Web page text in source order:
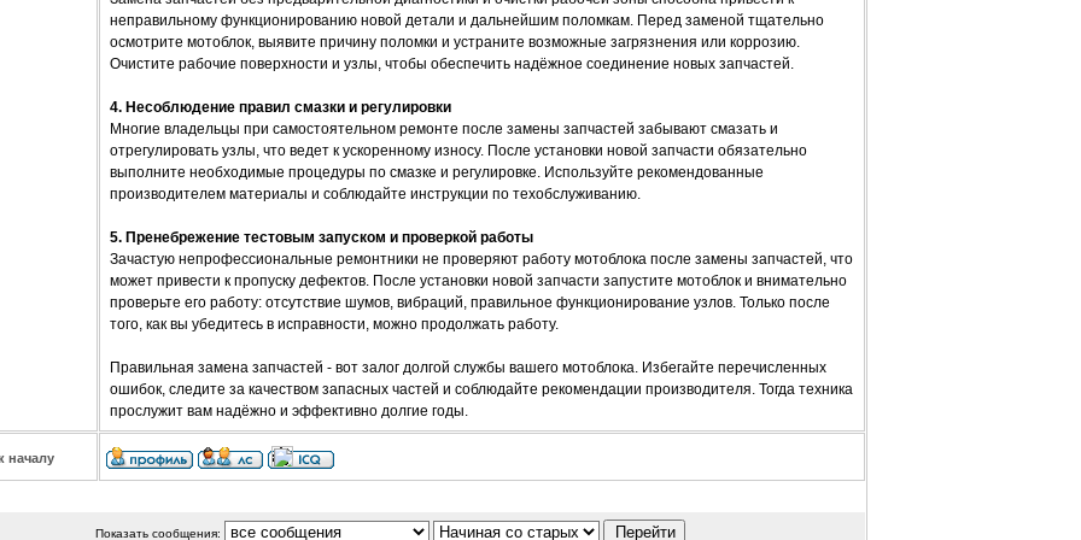
неправильному функционированию новой детали и дальнейшим поломкам. Перед заменой тщательно
осмотрите мотоблок, выявите причину поломки и устраните возможные загрязнения или коррозию.
Очистите рабочие поверхности и узлы, чтобы обеспечить надёжное соединение новых запчастей.
4. Несоблюдение правил смазки и регулировки
Многие владельцы при самостоятельном ремонте после замены запчастей забывают смазать и
отрегулировать узлы, что ведет к ускоренному износу. После установки новой запчасти обязательно
выполните необходимые процедуры по смазке и регулировке. Используйте рекомендованные
производителем материалы и соблюдайте инструкции по техобслуживанию.
5. Пренебрежение тестовым запуском и проверкой работы
Зачастую непрофессиональные ремонтники не проверяют работу мотоблока после замены запчастей, что
может привести к пропуску дефектов. После установки новой запчасти запустите мотоблок и внимательно
проверьте его работу: отсутствие шумов, вибраций, правильное функционирование узлов. Только после
того, как вы убедитесь в исправности, можно продолжать работу.
Правильная замена запчастей - вот залог долгой службы вашего мотоблока. Избегайте перечисленных
ошибок, следите за качеством запасных частей и соблюдайте рекомендации производителя. Тогда техника
прослужит вам надёжно и эффективно долгие годы.
началу
Показать сообщения: